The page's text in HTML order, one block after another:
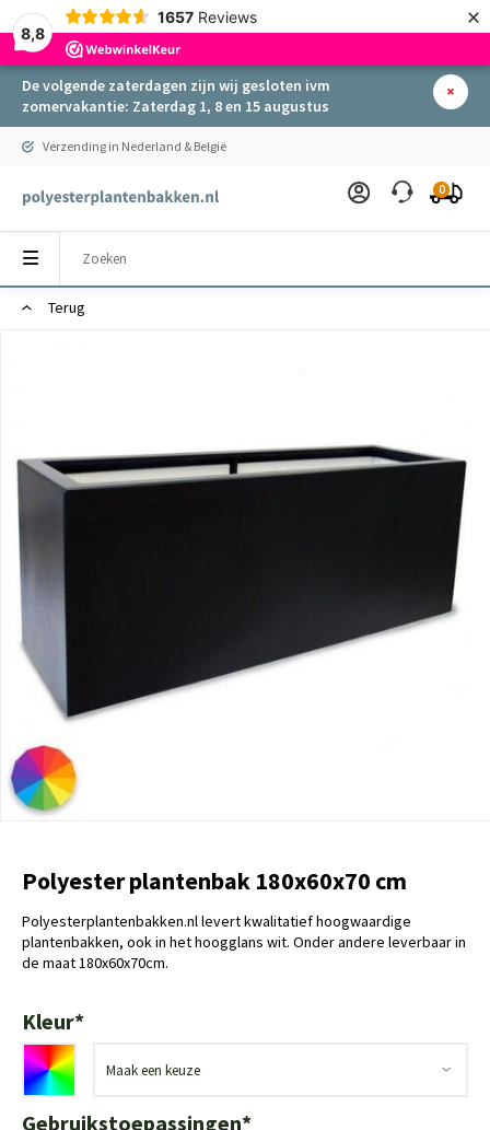
8,8
1657 Reviews ×
De volgende zaterdagen zijn wij gesloten ivm
zomervakantie: Zaterdag 1, 8 en 15 augustus
Verzending in Nederland & België
0
Terug
Polyester plantenbak 180x60x70 cm
Polyesterplantenbakken.nl levert kwalitatief hoogwaardige
plantenbakken, ook in het hoogglans wit. Onder andere leverbaar in
de maat 180x60x70cm.
Kleur*
Gebruikstoepassingen*